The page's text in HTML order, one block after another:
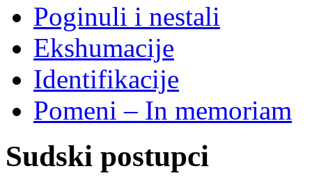
Poginuli i nestali
Ekshumacije
Identifikacije
Pomeni – In memoriam
Sudski postupci